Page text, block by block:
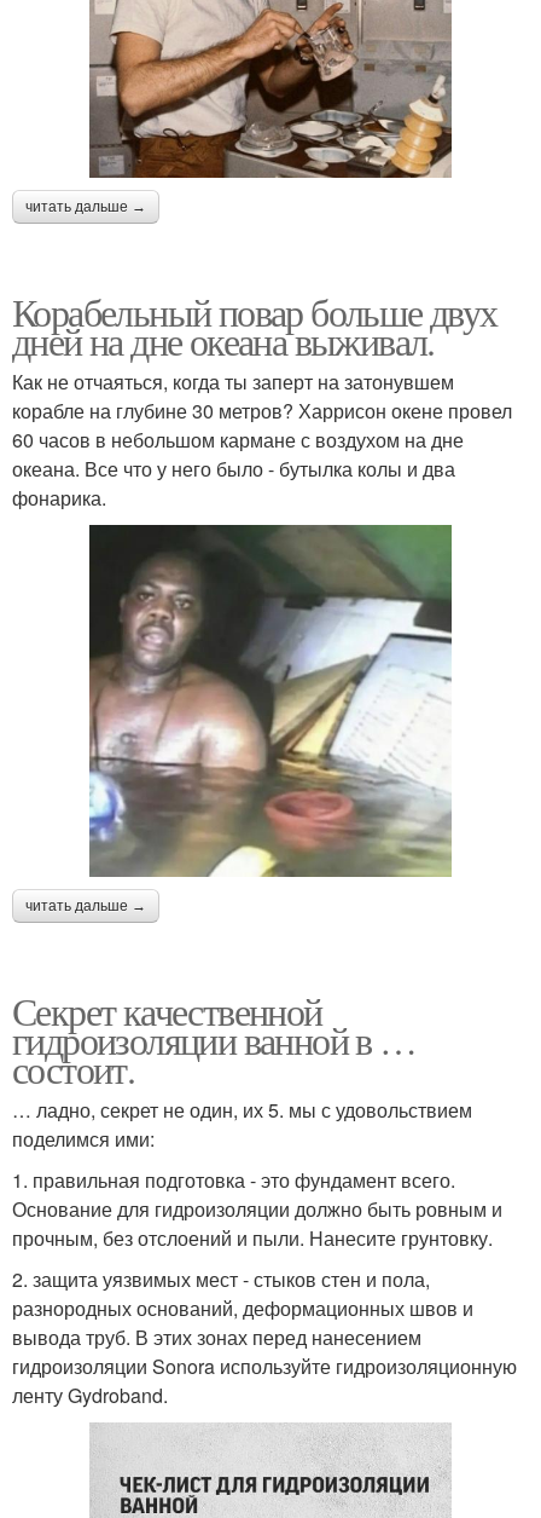
читать дальше →
Корабельный повар больше двух
дней на дне океана выживал.
Как не отчаяться, когда ты заперт на затонувшем
корабле на глубине 30 метров? Харрисон окене провел
60 часов в небольшом кармане с воздухом на дне
океана. Все что у него было - бутылка колы и два
фонарика.
читать дальше →
Секрет качественной
гидроизоляции ванной в …
состоит.
… ладно, секрет не один, их 5. мы с удовольствием
поделимся ими:
1. правильная подготовка - это фундамент всего.
Основание для гидроизоляции должно быть ровным и
прочным, без отслоений и пыли. Нанесите грунтовку.
2. защита уязвимых мест - стыков стен и пола,
разнородных оснований, деформационных швов и
вывода труб. В этих зонах перед нанесением
гидроизоляции Sonora используйте гидроизоляционную
ленту Gydroband.